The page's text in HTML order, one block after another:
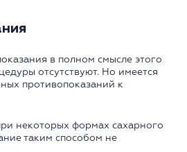
в полном смысле этого
отсутствуют. Но имеется
противопоказаний к
некоторых формах сахарного
таким способом не